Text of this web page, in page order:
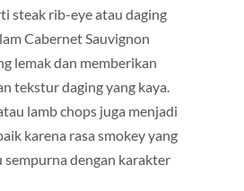
steak rib-eye atau daging
Cabernet Sauvignon
lemak dan memberikan
tekstur daging yang kaya.
lamb chops juga menjadi
karena rasa smokey yang
dengan karakter